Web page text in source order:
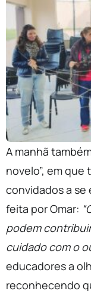
A manhã
novelo”, em
convidados a se
feita por Omar:
podem
cuidado com o
educadores a
reconhecendo